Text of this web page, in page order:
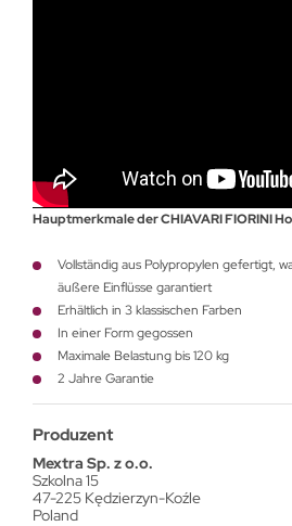
Hauptmerkmale der CHIAVARI FIORINI
Vollständig aus Polypropylen gefertigt,
äußere Einflüsse garantiert
Erhältlich in 3 klassischen Farben
In einer Form gegossen
Maximale Belastung bis 120 kg
2 Jahre Garantie
Produzent
Mextra Sp. z o.o.
Szkolna 15
47-225 Kędzierzyn-Koźle
Poland